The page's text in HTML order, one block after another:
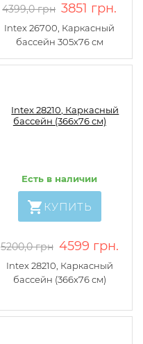
4399,0 грн 3851 грн.
Intex 26700, Каркасный
бассейн 305х76 см
Есть в наличии
КУПИТЬ
5200,0 грн 4599 грн.
Intex 28210, Каркасный
бассейн (366х76 см)